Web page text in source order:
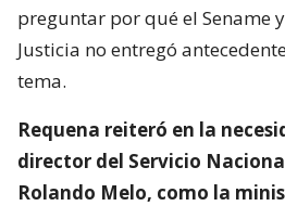
preguntar por qué el Sename
Justicia no entregó
tema.
Requena reiteró en la
director del Servicio
Rolando Melo, como la